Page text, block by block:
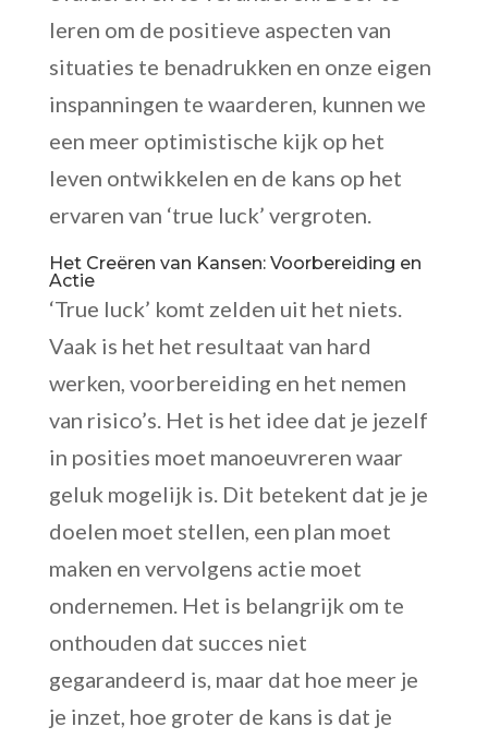
leren om de positieve aspecten van
situaties te benadrukken en onze eigen
inspanningen te waarderen, kunnen we
een meer optimistische kijk op het
leven ontwikkelen en de kans op het
ervaren van ‘true luck’ vergroten.
Het Creëren van Kansen: Voorbereiding en
Actie
‘True luck’ komt zelden uit het niets.
Vaak is het het resultaat van hard
werken, voorbereiding en het nemen
van risico’s. Het is het idee dat je jezelf
in posities moet manoeuvreren waar
geluk mogelijk is. Dit betekent dat je je
doelen moet stellen, een plan moet
maken en vervolgens actie moet
ondernemen. Het is belangrijk om te
onthouden dat succes niet
gegarandeerd is, maar dat hoe meer je
je inzet, hoe groter de kans is dat je